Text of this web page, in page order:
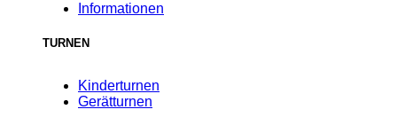
Informationen
TURNEN
Kinderturnen
Gerätturnen